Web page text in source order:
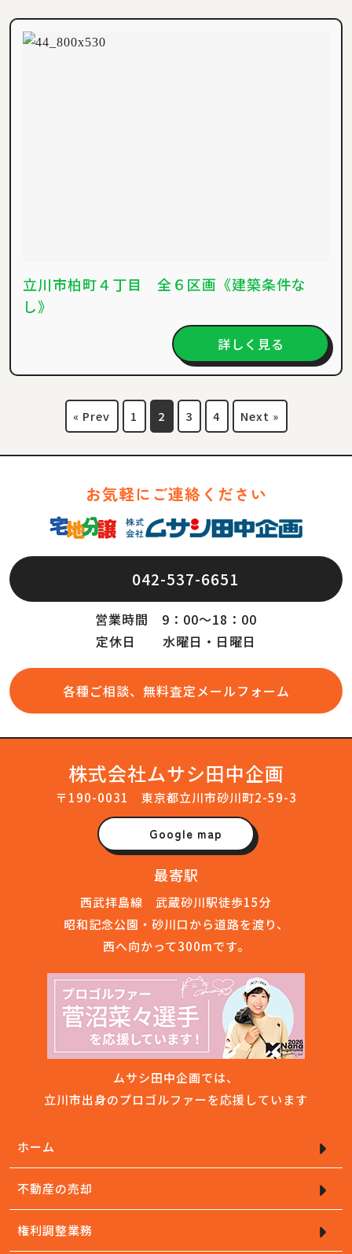
立川市柏町４丁目 全６区画《建築条件な
し》
詳しく見る
« Prev 1 2 3 4 Next »
お気軽にご連絡ください
042-537-6651
営業時間 9：00～18：00
定休日 水曜日・日曜日
各種ご相談、無料査定メールフォーム
株式会社ムサシ田中企画
〒190-0031 東京都立川市砂川町2-59-3
Google map
最寄駅
西武拝島線 武蔵砂川駅徒歩15分
昭和記念公園・砂川口から道路を渡り、
西へ向かって300mです。
ムサシ田中企画では、
立川市出身のプロゴルファーを応援しています
ホーム
不動産の売却
権利調整業務